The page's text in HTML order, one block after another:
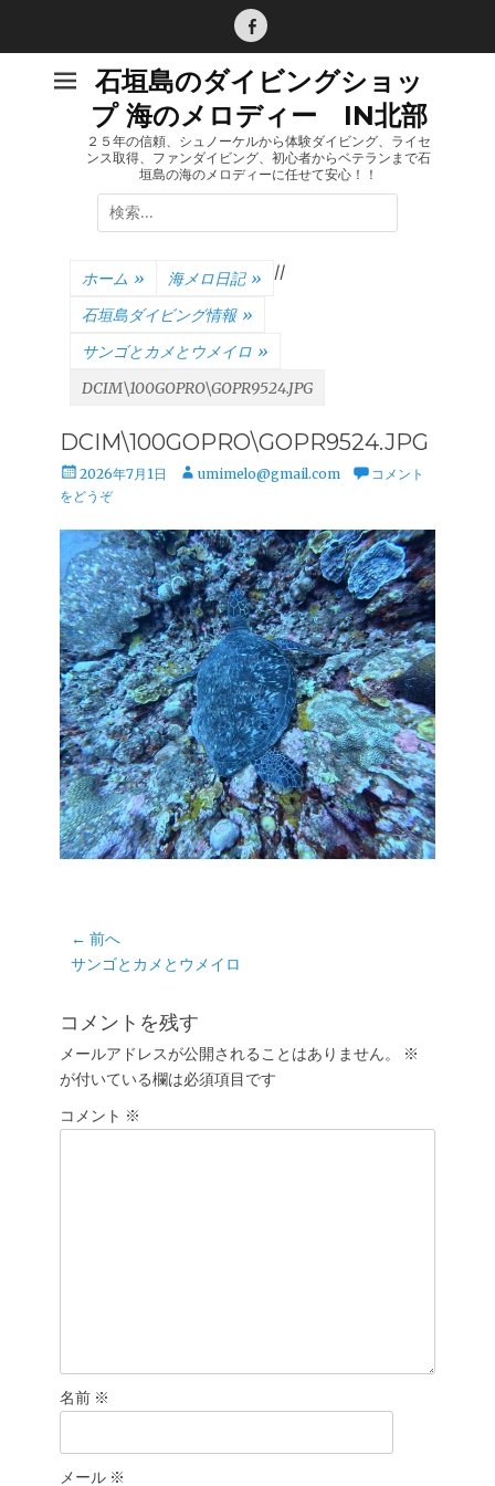
Facebook
石垣島のダイビングショッ
プ 海のメロディー IN北部
２５年の信頼、シュノーケルから体験ダイビング、ライセ
ンス取得、ファンダイビング、初心者からベテランまで石
垣島の海のメロディーに任せて安心！！
検
索:
ホーム » 海メロ日記 » /
石垣島ダイビング情報 »
/
サンゴとカメとウメイロ »
DCIM\100GOPRO\GOPR9524.JPG
DCIM\100GOPRO\GOPR9524.JPG
投
稿
2026年7月1日
投 umimelo@gmail.com
コメント
をどうぞ
投
稿
ビ
ゲ
ー
シ
← 前へ
前
投
サンゴとカメとウメイロ
コメントを残す
メールアドレスが公開されることはありません。
※
が付いている欄は必須項目です
コメント ※
名前 ※
メール ※